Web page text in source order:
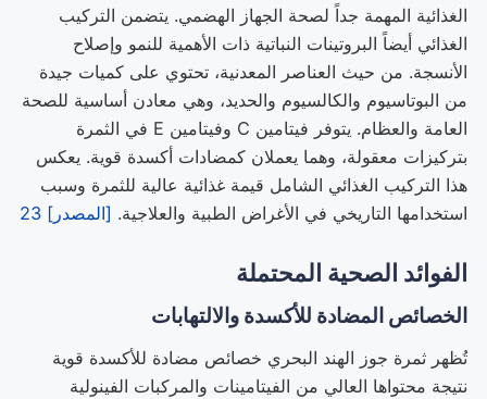
الغذائية المهمة جداً لصحة الجهاز الهضمي. يتضمن التركيب
الغذائي أيضاً البروتينات النباتية ذات الأهمية للنمو وإصلاح
الأنسجة. من حيث العناصر المعدنية، تحتوي على كميات جيدة
من البوتاسيوم والكالسيوم والحديد، وهي معادن أساسية للصحة
العامة والعظام. يتوفر فيتامين C وفيتامين E في الثمرة
بتركيزات معقولة، وهما يعملان كمضادات أكسدة قوية. يعكس
هذا التركيب الغذائي الشامل قيمة غذائية عالية للثمرة وسبب
استخدامها التاريخي في الأغراض الطبية والعلاجية. [المصدر] 23
الفوائد الصحية المحتملة
الخصائص المضادة للأكسدة والالتهابات
تُظهر ثمرة جوز الهند البحري خصائص مضادة للأكسدة قوية
نتيجة محتواها العالي من الفيتامينات والمركبات الفينولية